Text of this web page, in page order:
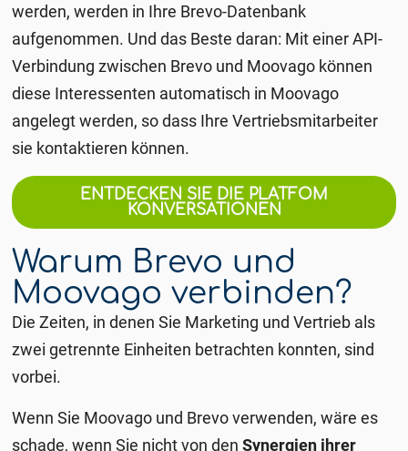
werden, werden in Ihre Brevo-Datenbank
aufgenommen. Und das Beste daran: Mit einer API-
Verbindung zwischen Brevo und Moovago können
diese Interessenten automatisch in Moovago
angelegt werden, so dass Ihre Vertriebsmitarbeiter
sie kontaktieren können.
ENTDECKEN SIE DIE PLATFOM
KONVERSATIONEN
Warum Brevo und
Moovago verbinden?
Die Zeiten, in denen Sie Marketing und Vertrieb als
zwei getrennte Einheiten betrachten konnten, sind
vorbei.
Wenn Sie Moovago und Brevo verwenden, wäre es
schade, wenn Sie nicht von denSynergien ihrer